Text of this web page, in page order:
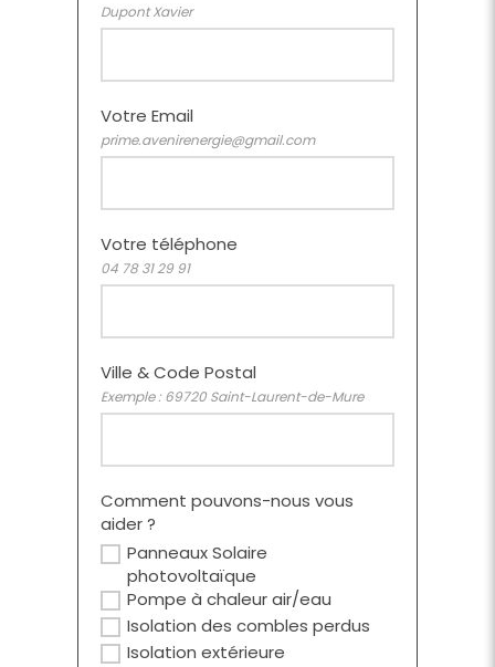
Dupont Xavier
Votre Email
prime.avenirenergie@gmail.com
Votre téléphone
04 78 31 29 91
Ville & Code Postal
Exemple : 69720 Saint-Laurent-de-Mure
Comment pouvons-nous vous
aider ?
Panneaux Solaire
photovoltaïque
Pompe à chaleur air/eau
Isolation des combles perdus
Isolation extérieure